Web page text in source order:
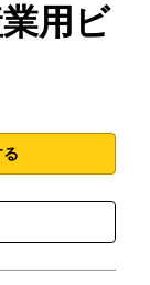
業用ビ